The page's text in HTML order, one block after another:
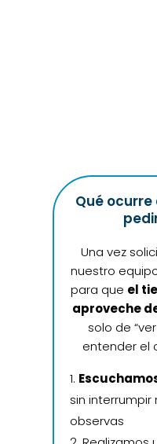
Qué
Una vez
nuestro
para que el
aproveche
solo de
entender el
sin interrumpir
observas